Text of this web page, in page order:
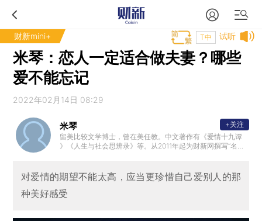
财新mini+ 试听
T中
米琴：恋人一定适合做夫妻？哪些
爱不能忘记
2022年02月14日 08:29
米琴
留美比较文学博士，曾在美任教。中文著作有《爱情十九谭
》《人生与社会思辨录》等。从2011年起为财新网撰写“名著
+关注
对爱情的期望不能太高，应当更珍惜自己爱别人的那
种美好感受